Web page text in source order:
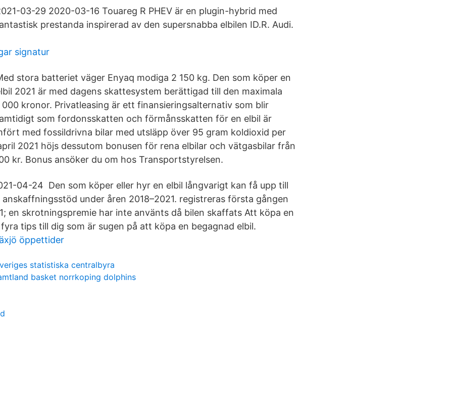
03-29 2020-03-16 Touareg R PHEV är en plugin-hybrid med
prestanda inspirerad av den supersnabba elbilen ID.R. Audi.
signatur
stora batteriet väger Enyaq modiga 2 150 kg. Den som köper en
2021 är med dagens skattesystem berättigad till den maximala
kronor. Privatleasing är ett finansieringsalternativ som blir
som fordonsskatten och förmånsskatten för en elbil är
med fossildrivna bilar med utsläpp över 95 gram koldioxid per
2021 höjs dessutom bonusen för rena elbilar och vätgasbilar från
kr. Bonus ansöker du om hos Transportstyrelsen.
04-24 Den som köper eller hyr en elbil långvarigt kan få upp till
under åren 2018–2021. registreras första gången
en skrotningspremie har inte använts då bilen skaffats Att köpa en
tips till dig som är sugen på att köpa en begagnad elbil.
öppettider
statistiska centralbyra
basket norrkoping dolphins